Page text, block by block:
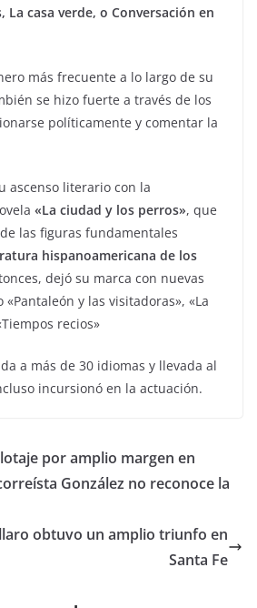
casa verde, o Conversación en
más frecuente a lo largo de su
se hizo fuerte a través de los
políticamente y comentar la
ascenso literario con la
«La ciudad y los perros», que
las figuras fundamentales
hispanoamericana de los
dejó su marca con nuevas
y las visitadoras», «La
recios»
a más de 30 idiomas y llevada al
incursionó en la actuación.
por amplio margen en
González no reconoce la
obtuvo un amplio triunfo en
Santa Fe